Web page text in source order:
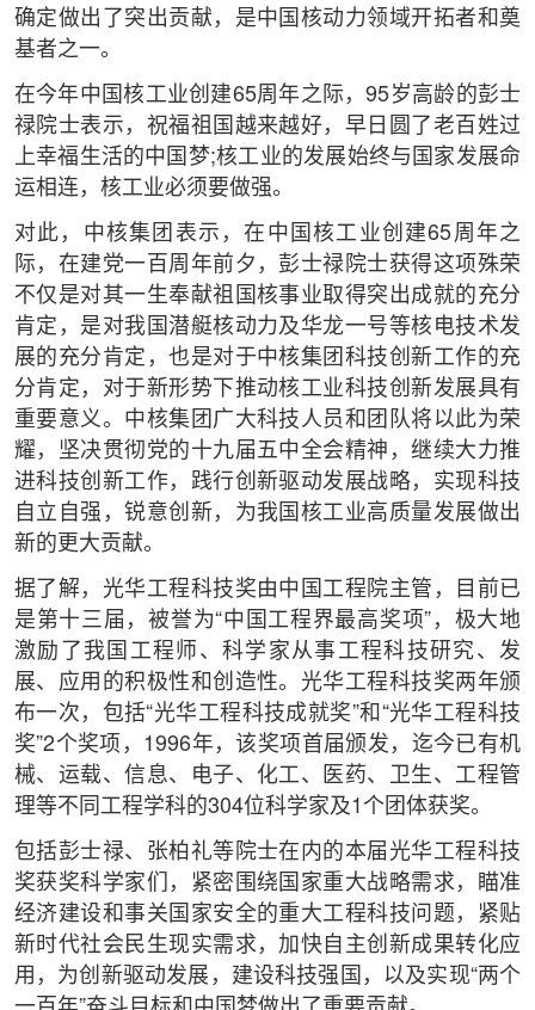
确定做出了突出贡献，是中国核动力领域开拓者和奠
基者之一。
在今年中国核工业创建65周年之际，95岁高龄的彭士
禄院士表示，祝福祖国越来越好，早日圆了老百姓过
上幸福生活的中国梦;核工业的发展始终与国家发展命
运相连，核工业必须要做强。
对此，中核集团表示，在中国核工业创建65周年之
际，在建党一百周年前夕，彭士禄院士获得这项殊荣
不仅是对其一生奉献祖国核事业取得突出成就的充分
肯定，是对我国潜艇核动力及华龙一号等核电技术发
展的充分肯定，也是对于中核集团科技创新工作的充
分肯定，对于新形势下推动核工业科技创新发展具有
重要意义。中核集团广大科技人员和团队将以此为荣
耀，坚决贯彻党的十九届五中全会精神，继续大力推
进科技创新工作，践行创新驱动发展战略，实现科技
自立自强，锐意创新，为我国核工业高质量发展做出
新的更大贡献。
据了解，光华工程科技奖由中国工程院主管，目前已
是第十三届，被誉为“中国工程界最高奖项”，极大地
激励了我国工程师、科学家从事工程科技研究、发
展、应用的积极性和创造性。光华工程科技奖两年颁
布一次，包括“光华工程科技成就奖”和“光华工程科技
奖”2个奖项，1996年，该奖项首届颁发，迄今已有机
械、运载、信息、电子、化工、医药、卫生、工程管
理等不同工程学科的304位科学家及1个团体获奖。
包括彭士禄、张柏礼等院士在内的本届光华工程科技
奖获奖科学家们，紧密围绕国家重大战略需求，瞄准
经济建设和事关国家安全的重大工程科技问题，紧贴
新时代社会民生现实需求，加快自主创新成果转化应
用，为创新驱动发展，建设科技强国，以及实现“两个